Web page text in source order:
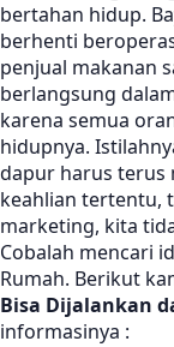
bertahan hidup.
berhenti
penjual makanan
berlangsung
karena semua
hidupnya.
dapur harus terus
keahlian tertentu,
marketing, kita
Cobalah mencari
Rumah. Berikut
Bisa Dijalankan
informasinya :